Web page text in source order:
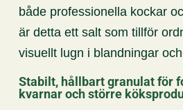
både professionella kockar
är detta ett salt som tillför
visuellt lugn i blandningar
Stabilt, hållbart granulat för
kvarnar och större